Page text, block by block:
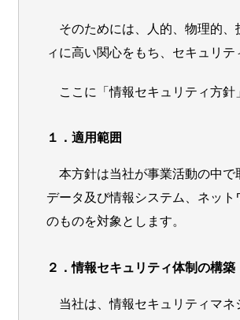
そのためには、人的、物理的
ィに高い関心をもち、セキュリ
ここに「情報セキュリティ方
１．適用範囲
本方針は当社が事業活動の中で
データ及び情報システム、ネッ
のものを対象とします。
２．情報セキュリティ体制の構築
当社は、情報セキュリティマ